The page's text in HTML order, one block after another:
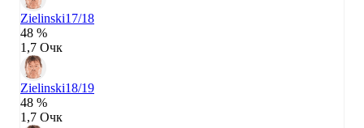
Zielinski17/18
48 %
1,7 Очк
Zielinski18/19
48 %
1,7 Очк